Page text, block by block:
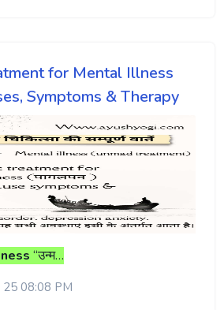
for Mental Illness
Symptoms & Therapy
“उन्म…
08:08 PM